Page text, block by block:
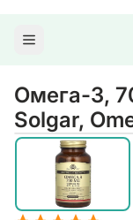
Омега-3,
Solgar,